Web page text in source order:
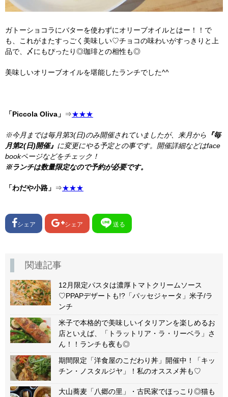
ガトーショコラにバターを使わずにオリーブオイルとはー！！で
も、これがまたすっごく美味しい♡チョコの味わいがすっきりと上
品で、〆にもぴったり◎珈琲との相性も◎
美味しいオリーブオイルを堪能したランチでした^^
「Piccola Oliva」 ⇒★★★
※今月までは毎月第3(日)のみ開催されていましたが、来月から 『毎
月第2(日)開催』 に変更にやる予定との事です。 開催詳細などはface
bookページなどをチェック！
※ランチは数量限定なので予約が必要です。
「わだや小路」 ⇒★★★
シェア シェア 送る
関連記事
12月限定パスタは濃厚トマトクリームソース
♡PPAPデザートも!?「パッセジャータ」米子/ラ
ンチ
米子で本格的で美味しいイタリアンを楽しめるお
店といえば、「トラットリア・ラ・リーベラ」さ
ん！！ランチも夜も◎
期間限定「洋食屋のこだわり丼」開催中！「キッ
チン・ノスタルジヤ」！私のオススメ丼も♡
大山蕎麦「八郷の里」・古民家でほっこり◎猫も